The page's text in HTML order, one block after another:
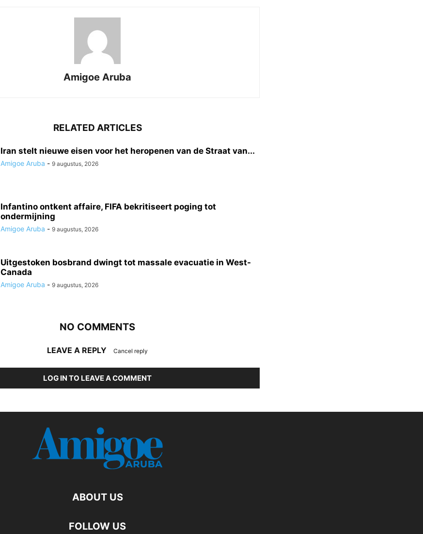
Amigoe Aruba
RELATED ARTICLES
Iran stelt nieuwe eisen voor het heropenen van de Straat van...
Amigoe Aruba - 9 augustus, 2026
Infantino ontkent affaire, FIFA bekritiseert poging tot
ondermijning
Amigoe Aruba - 9 augustus, 2026
Uitgestoken bosbrand dwingt tot massale evacuatie in West-
Canada
Amigoe Aruba - 9 augustus, 2026
NO COMMENTS
LEAVE A REPLY Cancel reply
LOG IN TO LEAVE A COMMENT
ABOUT US
FOLLOW US